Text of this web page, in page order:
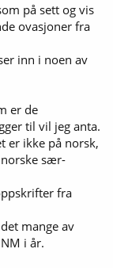
på sett og vis
ovasjoner fra
inn i noen av
er de
til vil jeg anta.
er ikke på norsk,
sær-
fra
mange av
i år.